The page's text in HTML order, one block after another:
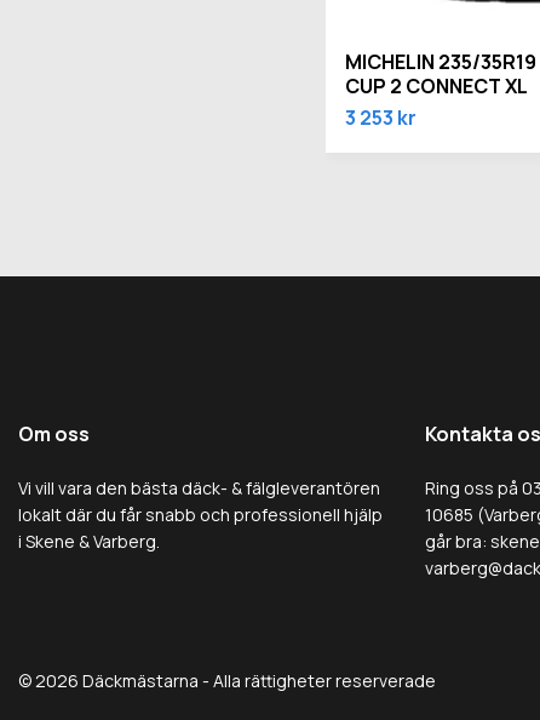
MICHELIN 235/35R19
CUP 2 CONNECT XL
3 253 kr
Om oss
Vi vill vara den bästa däck- & fälgleverantören
lokalt där du får snabb och professionell hjälp
i Skene & Varberg.
Kontakta
Ring oss på
10685
går bra:
© 2026 Däckmästarna - Alla rättigheter reserverade